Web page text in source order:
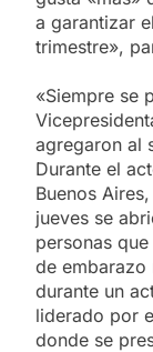
a garantizar
trimestre»,
«Siempre se
agregaron al
Durante el
Buenos
jueves se
personas
de embarazo
durante un
liderado por
donde se